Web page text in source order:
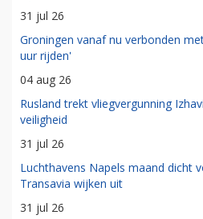
31 jul 26
Groningen vanaf nu verbonden
uur rijden'
04 aug 26
Rusland trekt vliegvergunning
veiligheid
31 jul 26
Luchthavens Napels maand dicht
Transavia wijken uit
31 jul 26